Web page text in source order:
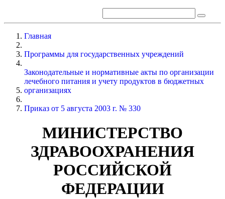
Главная
Программы для государственных учреждений
Законодательные и нормативные акты по организации
лечебного питания и учету продуктов в бюджетных
организациях
Приказ от 5 августа 2003 г. № 330
МИНИСТЕРСТВО
ЗДРАВООХРАНЕНИЯ
РОССИЙСКОЙ
ФЕДЕРАЦИИ